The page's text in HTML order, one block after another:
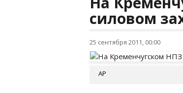
силовом
25 сентября 2011, 00:00
АР